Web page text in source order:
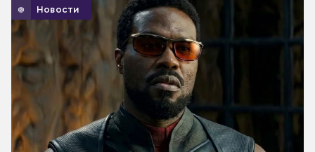
Новости